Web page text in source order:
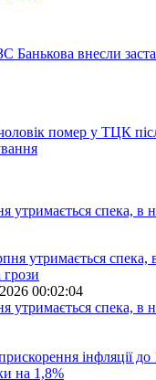
Банькова внесли
помер у ТЦК
утримається спека, в
00:02:04
утримається спека, в